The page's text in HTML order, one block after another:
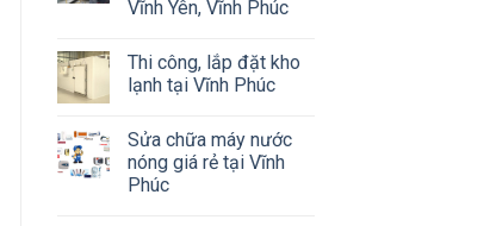
Vĩnh Yên, Vĩnh Phúc
Thi công, lắp đặt kho
lạnh tại Vĩnh Phúc
Sửa chữa máy nước
nóng giá rẻ tại Vĩnh
Phúc